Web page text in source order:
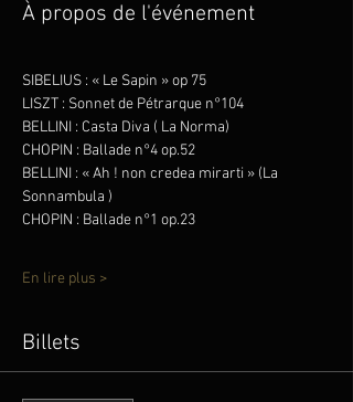
À propos de l'événement
SIBELIUS : « Le Sapin » op 75
LISZT : Sonnet de Pétrarque n°104
BELLINI : Casta Diva ( La Norma)
CHOPIN : Ballade n°4 op.52
BELLINI : « Ah ! non credea mirarti » (La
Sonnambula )
CHOPIN : Ballade n°1 op.23
En lire plus >
Billets